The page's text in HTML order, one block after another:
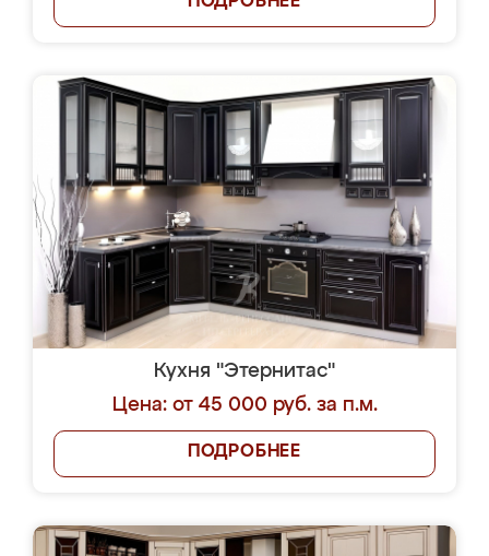
Кухня "Этернитас"
Цена: от 45 000 руб. за п.м.
ПОДРОБНЕЕ